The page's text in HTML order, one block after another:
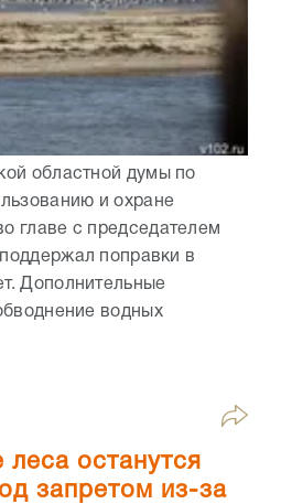
областной думы по
и охране
главе с председателем
поправки в
Дополнительные
водных
леса останутся
запретом из-за